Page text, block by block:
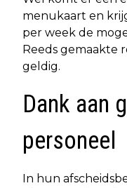
menukaart en
per week de
Reeds gemaakte
geldig.
Dank aan
personeel
In hun